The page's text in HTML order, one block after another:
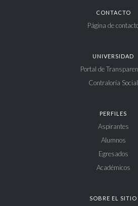
CONTACTO
Página de
UNIVERSIDAD
Portal de
Contraloría Social
PERFILES
Aspirantes
Alumnos
Egresados
Académicos
SOBRE EL SITIO